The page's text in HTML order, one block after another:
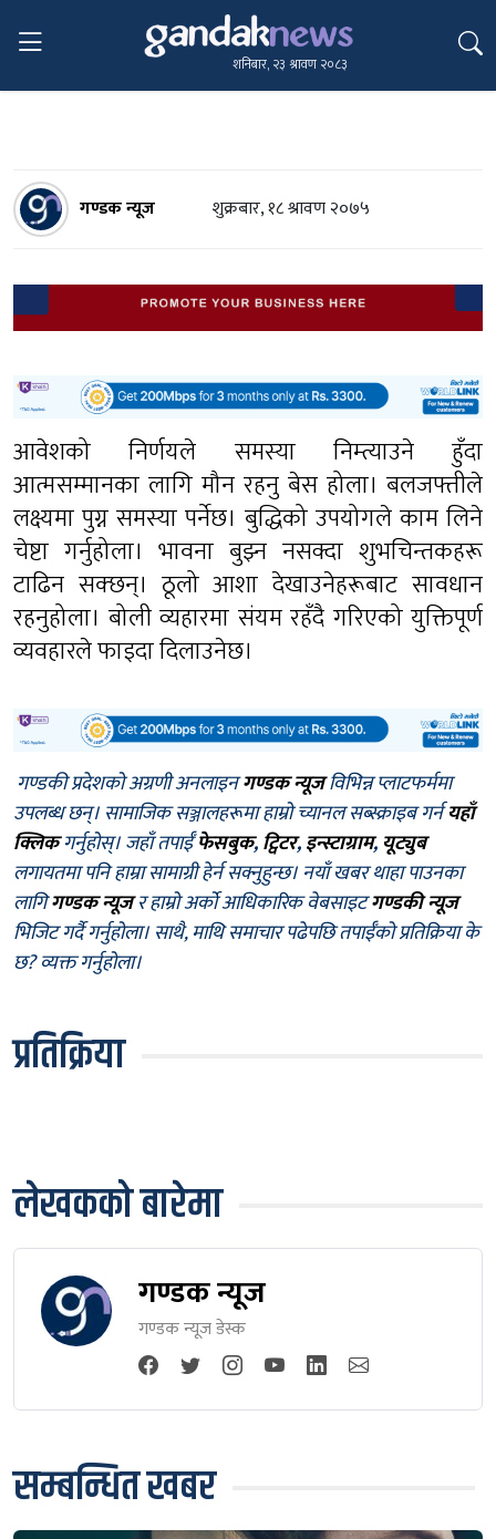
शनिबार, २३ श्रावण २०८३
गण्डक न्यूज शुक्रबार, १८ श्रावण २०७५
आवेशको निर्णयले समस्या निम्त्याउने हुँदा
आत्मसम्मानका लागि मौन रहनु बेस होला। बलजफ्तीले
लक्ष्यमा पुग्न समस्या पर्नेछ। बुद्धिको उपयोगले काम लिने
चेष्टा गर्नुहोला। भावना बुझ्न नसक्दा शुभचिन्तकहरू
टाढिन सक्छन्। ठूलो आशा देखाउनेहरूबाट सावधान
रहनुहोला। बोली व्यहारमा संयम रहँदै गरिएको युक्तिपूर्ण
व्यवहारले फाइदा दिलाउनेछ।
गण्डकी प्रदेशको अग्रणी अनलाइनगण्डक न्यूजविभिन्न प्लाटफर्ममा
उपलब्ध छन्। सामाजिक सञ्जालहरूमा हाम्रो च्यानल सब्स्क्राइब गर्नयहाँ
क्लिकगर्नुहोस्। जहाँ तपाईँफेसबुक,ट्विटर,इन्स्टाग्राम, यूट्युब
लगायतमा पनि हाम्रा सामाग्री हेर्न सक्नुहुन्छ। नयाँ खबर थाहा पाउनका
लागिगण्डक न्यूजर हाम्रो अर्को आधिकारिक वेबसाइटगण्डकी न्यूज
भिजिट गर्दै गर्नुहोला। साथै, माथि समाचार पढेपछि तपाईँको प्रतिक्रिया के
छ? व्यक्त गर्नुहोला।
प्रतिक्रिया
लेखकको बारेमा
गण्डक न्यूज
गण्डक न्यूज डेस्क
सम्बन्धित खबर